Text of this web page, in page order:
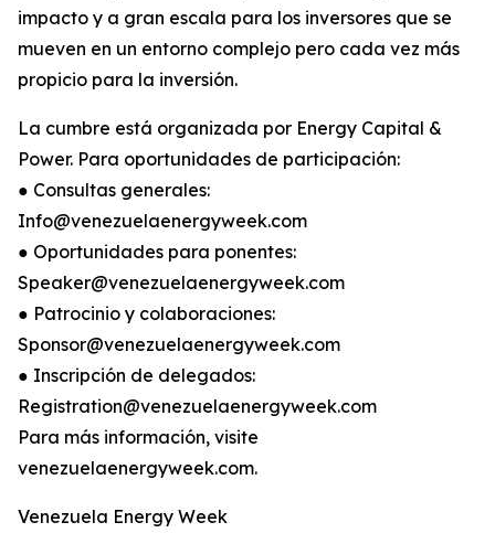
impacto y a gran escala para los inversores que se
mueven en un entorno complejo pero cada vez más
propicio para la inversión.
La cumbre está organizada por Energy Capital &
Power. Para oportunidades de participación:
● Consultas generales:
Info@venezuelaenergyweek.com
● Oportunidades para ponentes:
Speaker@venezuelaenergyweek.com
● Patrocinio y colaboraciones:
Sponsor@venezuelaenergyweek.com
● Inscripción de delegados:
Registration@venezuelaenergyweek.com
Para más información, visite
venezuelaenergyweek.com.
Venezuela Energy Week